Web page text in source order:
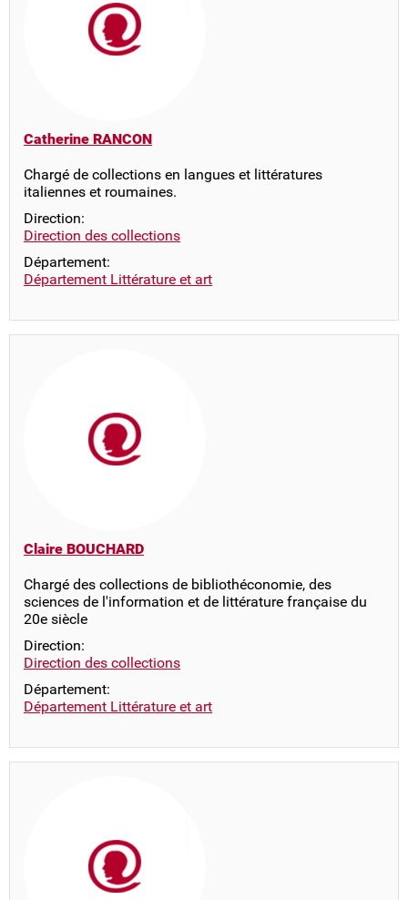
Catherine RANCON
Chargé de collections en langues et littératures
italiennes et roumaines.
Direction:
Direction des collections
Département:
Département Littérature et art
Claire BOUCHARD
Chargé des collections de bibliothéconomie, des
sciences de l'information et de littérature française du
20e siècle
Direction:
Direction des collections
Département:
Département Littérature et art